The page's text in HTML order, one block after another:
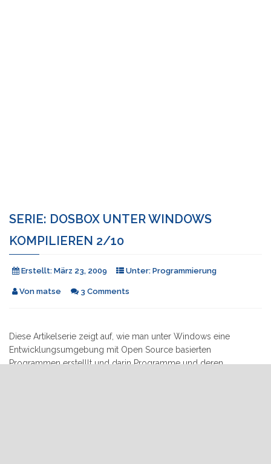
SERIE: DOSBOX UNTER WINDOWS
KOMPILIEREN 2/10
Erstellt: März 23, 2009 Unter: Programmierung
Von matse 3 Comments
Diese Artikelserie zeigt auf, wie man unter Windows eine
Entwicklungsumgebung mit Open Source basierten
Programmen erstelllt und darin Programme und deren